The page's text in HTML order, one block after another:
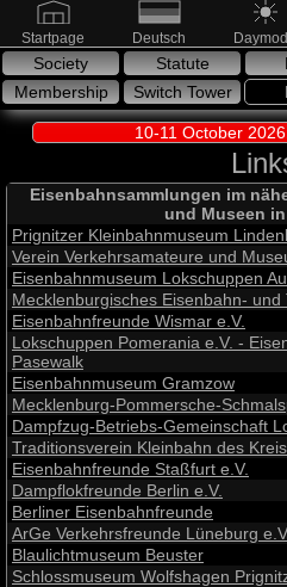
Startpage Deutsch
Society Statute
Membership
Switch Tower
10-11 October
Eisenbahnsammlungen im
und Museen
Prignitzer Kleinbahnmuseum
Verein Verkehrsamateure und
Eisenbahnmuseum Lokschuppen
Mecklenburgisches Eisenbahn- und
Eisenbahnfreunde Wismar e.V.
Lokschuppen Pomerania e.V. -
Pasewalk
Eisenbahnmuseum Gramzow
Mecklenburg-Pommersche-
Dampfzug-Betriebs-Gemeinschaft
Traditionsverein Kleinbahn des
Eisenbahnfreunde Staßfurt e.V.
Dampflokfreunde Berlin e.V.
Berliner Eisenbahnfreunde
ArGe Verkehrsfreunde Lüneburg e.V.
Blaulichtmuseum Beuster
Schlossmuseum Wolfshagen